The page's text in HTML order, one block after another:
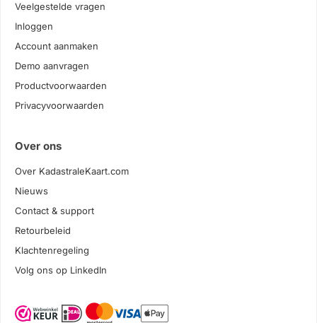
Veelgestelde vragen
Inloggen
Account aanmaken
Demo aanvragen
Productvoorwaarden
Privacyvoorwaarden
Over ons
Over KadastraleKaart.com
Nieuws
Contact & support
Retourbeleid
Klachtenregeling
Volg ons op LinkedIn